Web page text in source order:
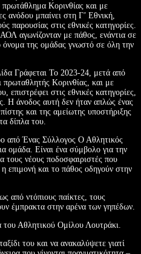
Κορινθίας και με
ανόδου μπαίνει στη Γ’ Εθνική,
παρουσίας στις εθνικές κατηγορίες.
αγωνίζονταν με πάθος, ενάντια σε
όνομα της ομάδας γνωστό σε όλη την
Γράφεται Το 2023-24, μετά από
πρωταθλητής Κορινθίας, και με
στις εθνικές κατηγορίες,
Η άνοδος αυτή δεν ήταν απλώς ένας
και της αμείωτης υποστήριξης
δίπλα του.
από Ένας Σύλλογος Ο Αθλητικός
ομάδα. Είναι ένα σύμβολο για την
τους νέους ποδοσφαιριστές που
επιμονή και το πάθος οδηγούν στην
από ντόπιους παίκτες, τους
έμπρακτα στην αρένα των γηπέδων.
του Αθλητικού Ομίλου Λουτράκι.
του και να ανακαλύψετε γιατί